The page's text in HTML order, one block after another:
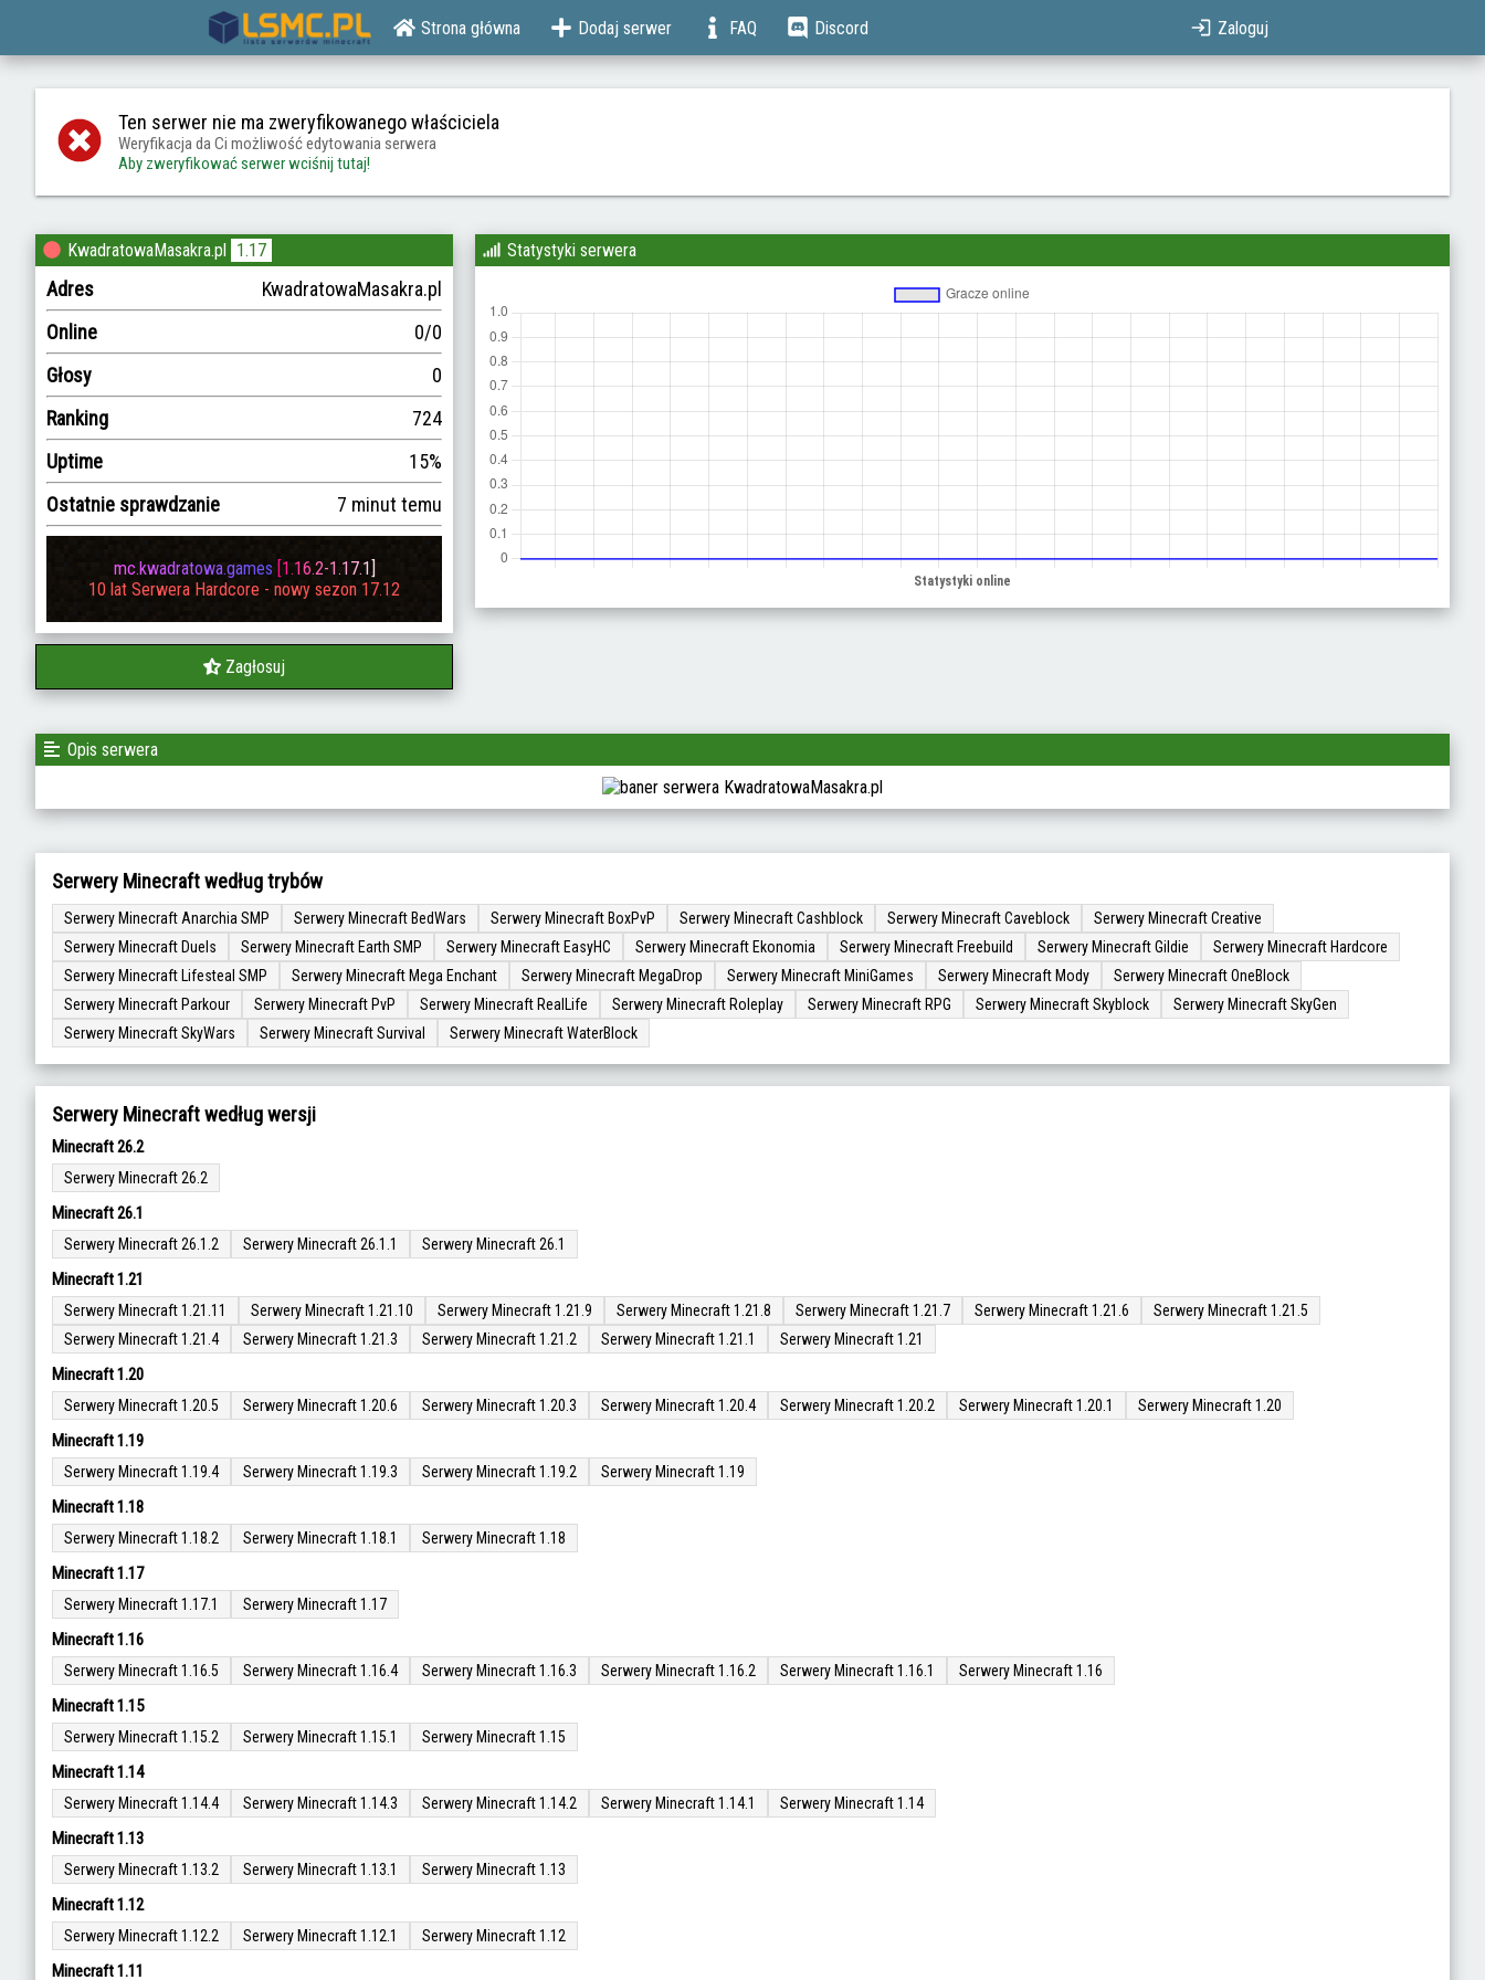
Strona główna Dodaj serwer FAQ Discord Zaloguj
Ten serwer nie ma zweryfikowanego właściciela
Weryfikacja da Ci możliwość edytowania serwera
Aby zweryfikować serwer wciśnij tutaj!
KwadratowaMasakra.pl 1.17
Adres
KwadratowaMasakra.pl
Online
0/0
Głosy
0
Ranking
724
Uptime
15%
Ostatnie sprawdzanie
7 minut temu
mc.kwadratowa.games [1.16.2-1.17.1]
10 lat Serwera Hardcore - nowy sezon 17.12
Zagłosuj
Statystyki serwera
Opis serwera
Serwery Minecraft według trybów
Serwery Minecraft Anarchia SMP Serwery Minecraft BedWars Serwery Minecraft BoxPvP Serwery Minecraft Cashblock Serwery Minecraft Caveblock
Serwery Minecraft Creative
Serwery Minecraft Duels
Serwery Minecraft Earth SMP Serwery Minecraft EasyHC Serwery Minecraft Ekonomia Serwery Minecraft Freebuild Serwery Minecraft Gildie
Serwery Minecraft Hardcore
Serwery Minecraft Lifesteal SMP
Serwery Minecraft Mega Enchant Serwery Minecraft MegaDrop Serwery Minecraft MiniGames Serwery Minecraft Mody
Serwery Minecraft OneBlock
Serwery Minecraft Parkour
Serwery Minecraft PvP Serwery Minecraft RealLife Serwery Minecraft Roleplay Serwery Minecraft RPG Serwery Minecraft Skyblock
Serwery Minecraft SkyGen
Serwery Minecraft SkyWars
Serwery Minecraft Survival Serwery Minecraft WaterBlock
Serwery Minecraft według wersji
Minecraft 26.2
Serwery Minecraft 26.2
Minecraft 26.1
Serwery Minecraft 26.1.2 Serwery Minecraft 26.1.1 Serwery Minecraft 26.1
Minecraft 1.21
Serwery Minecraft 1.21.11 Serwery Minecraft 1.21.10 Serwery Minecraft 1.21.9 Serwery Minecraft 1.21.8 Serwery Minecraft 1.21.7 Serwery Minecraft 1.21.6
Serwery Minecraft 1.21.5
Serwery Minecraft 1.21.4
Serwery Minecraft 1.21.3 Serwery Minecraft 1.21.2 Serwery Minecraft 1.21.1 Serwery Minecraft 1.21
Minecraft 1.20
Serwery Minecraft 1.20.5 Serwery Minecraft 1.20.6 Serwery Minecraft 1.20.3 Serwery Minecraft 1.20.4 Serwery Minecraft 1.20.2 Serwery Minecraft 1.20.1 Serwery Minecraft 1.20
Minecraft 1.19
Serwery Minecraft 1.19.4 Serwery Minecraft 1.19.3 Serwery Minecraft 1.19.2 Serwery Minecraft 1.19
Minecraft 1.18
Serwery Minecraft 1.18.2 Serwery Minecraft 1.18.1 Serwery Minecraft 1.18
Minecraft 1.17
Serwery Minecraft 1.17.1 Serwery Minecraft 1.17
Minecraft 1.16
Serwery Minecraft 1.16.5 Serwery Minecraft 1.16.4 Serwery Minecraft 1.16.3 Serwery Minecraft 1.16.2 Serwery Minecraft 1.16.1 Serwery Minecraft 1.16
Minecraft 1.15
Serwery Minecraft 1.15.2 Serwery Minecraft 1.15.1 Serwery Minecraft 1.15
Minecraft 1.14
Serwery Minecraft 1.14.4 Serwery Minecraft 1.14.3 Serwery Minecraft 1.14.2 Serwery Minecraft 1.14.1 Serwery Minecraft 1.14
Minecraft 1.13
Serwery Minecraft 1.13.2 Serwery Minecraft 1.13.1 Serwery Minecraft 1.13
Minecraft 1.12
Serwery Minecraft 1.12.2 Serwery Minecraft 1.12.1 Serwery Minecraft 1.12
Minecraft 1.11